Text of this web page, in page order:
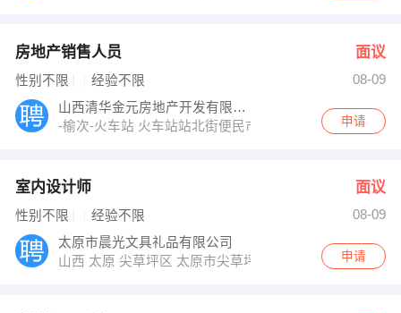
房地产销售人员 面议
性别不限 经验不限
08-09
山西清华金元房地产开发有限公司
-榆次-火车站 火车站站北街便民市场
申请
室内设计师 面议
性别不限 经验不限
08-09
太原市晨光文具礼品有限公司
山西 太原 尖草坪区 太原市尖草坪区文百城南区二层晨光
申请